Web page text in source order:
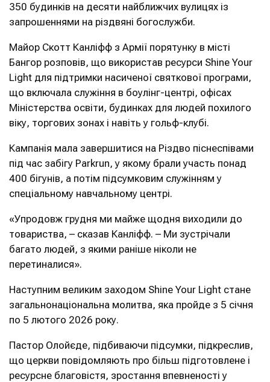
350 будинків на десяти найближчих вулицях із
запрошеннями на різдвяні богослужби.
Майор Скотт Канліфф з Армії порятунку в місті
Бангор розповів, що використав ресурси Shine Your
Light для підтримки насиченої святкової програми,
що включала служіння в боулінг-центрі, офісах
Міністерства освіти, будинках для людей похилого
віку, торгових зонах і навіть у гольф-клубі.
Кампанія мала завершитися на Різдво піснеспівами
під час забігу Parkrun, у якому брали участь понад
400 бігунів, а потім підсумковим служінням у
спеціальному навчальному центрі.
«Упродовж грудня ми майже щодня виходили до
товариства, – сказав Канліфф. – Ми зустрічали
багато людей, з якими раніше ніколи не
перетиналися».
Наступним великим заходом Shine Your Light стане
загальнонаціональна молитва, яка пройде з 5 січня
по 5 лютого 2026 року.
Пастор Олойєде, підбиваючи підсумки, підкреслив,
що церкви повідомляють про більш підготовлене і
ресурсне благовістя, зростання впевненості у